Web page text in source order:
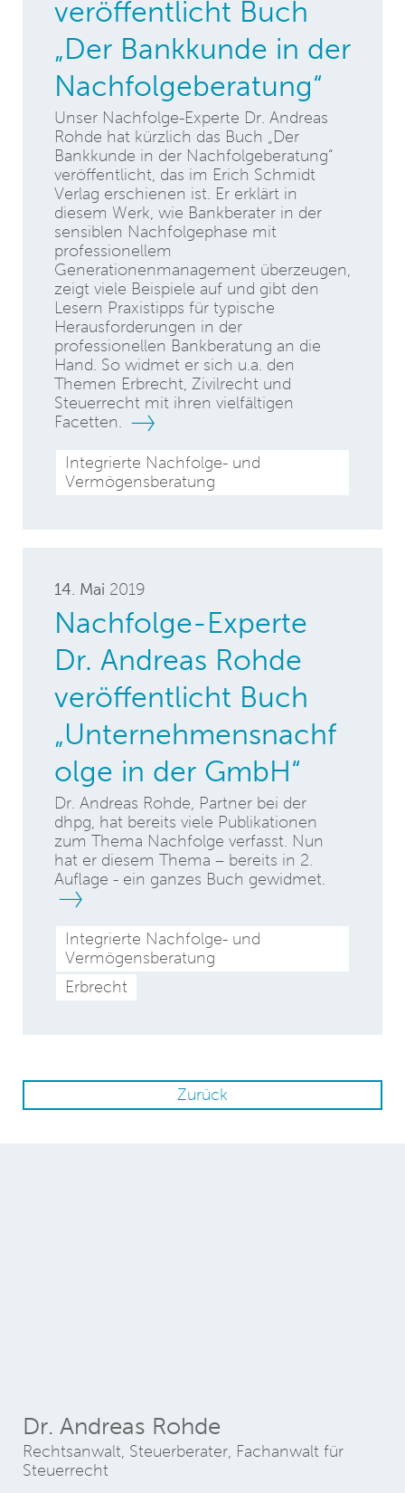
veröffentlicht Buch
„Der Bankkunde in der
Nachfolgeberatung“
Unser Nachfolge-Experte Dr. Andreas
Rohde hat kürzlich das Buch „Der
Bankkunde in der Nachfolgeberatung“
veröffentlicht, das im Erich Schmidt
Verlag erschienen ist. Er erklärt in
diesem Werk, wie Bankberater in der
sensiblen Nachfolgephase mit
professionellem
Generationenmanagement überzeugen,
zeigt viele Beispiele auf und gibt den
Lesern Praxistipps für typische
Herausforderungen in der
professionellen Bankberatung an die
Hand. So widmet er sich u.a. den
Themen Erbrecht, Zivilrecht und
Steuerrecht mit ihren vielfältigen
Facetten.
Integrierte Nachfolge- und
Vermögensberatung
14. Mai 2019
Nachfolge-Experte
Dr. Andreas Rohde
veröffentlicht Buch
„Unternehmensnachf
olge in der GmbH“
Dr. Andreas Rohde, Partner bei der
dhpg, hat bereits viele Publikationen
zum Thema Nachfolge verfasst. Nun
hat er diesem Thema – bereits in 2.
Auflage - ein ganzes Buch gewidmet.
Integrierte Nachfolge- und
Vermögensberatung
Erbrecht
Zurück
Dr. Andreas Rohde
Rechtsanwalt, Steuerberater, Fachanwalt für
Steuerrecht